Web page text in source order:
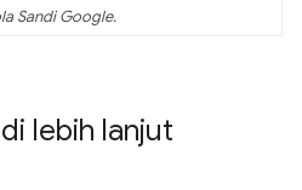
Sandi Google.
lebih lanjut